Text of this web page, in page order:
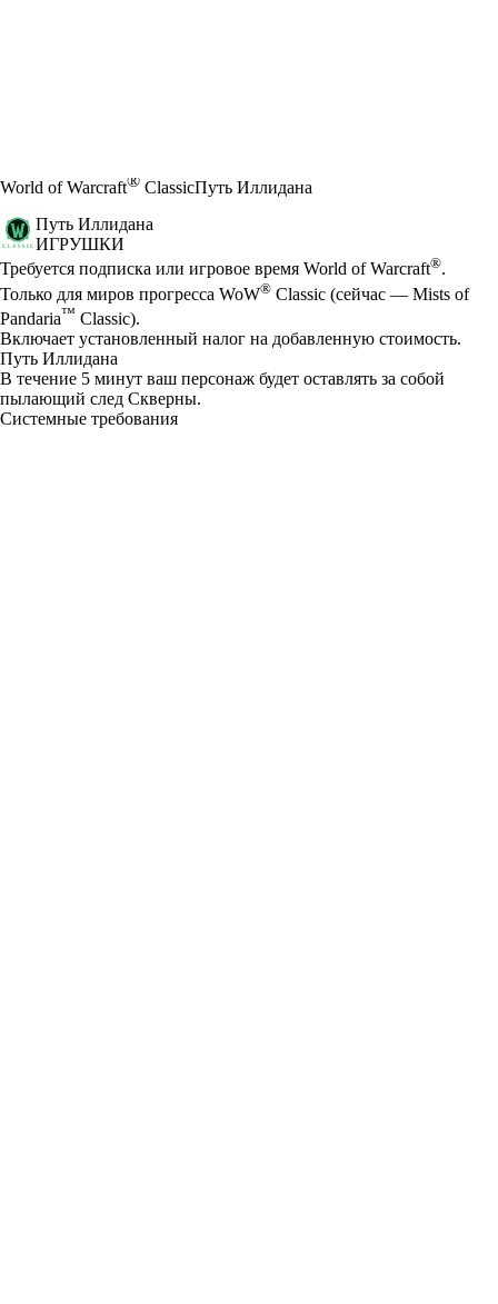
World of Warcraft® ClassicПуть Иллидана
Путь Иллидана
ИГРУШКИ
Цена
Available actions
Требуется подписка или игровое время World of Warcraft®.
Только для миров прогресса WoW® Classic (сейчас — Mists of
Pandaria™ Classic).
Включает установленный налог на добавленную стоимость.
Путь Иллидана
В течение 5 минут ваш персонаж будет оставлять за собой
пылающий след Скверны.
Системные требования